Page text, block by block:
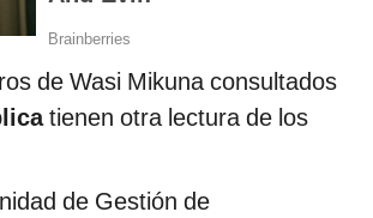
de Wasi Mikuna consultados
tienen otra lectura de los
de Gestión de